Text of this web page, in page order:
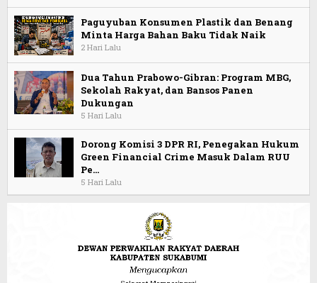
Paguyuban Konsumen Plastik dan Benang
Minta Harga Bahan Baku Tidak Naik
2 Hari Lalu
Dua Tahun Prabowo-Gibran: Program MBG,
Sekolah Rakyat, dan Bansos Panen
Dukungan
5 Hari Lalu
Dorong Komisi 3 DPR RI, Penegakan Hukum
Green Financial Crime Masuk Dalam RUU
Pe…
5 Hari Lalu